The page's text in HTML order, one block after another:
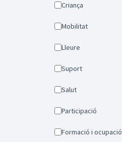
Criança
Mobilitat
Lleure
Suport
Salut
Participació
Formació i ocupació